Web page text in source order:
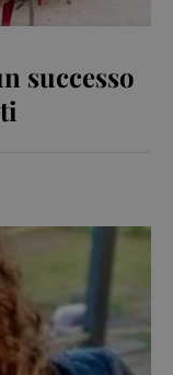
successo